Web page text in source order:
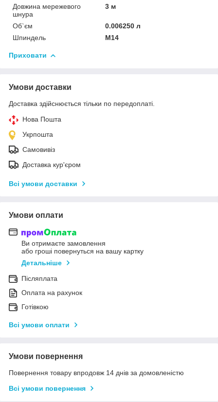
Довжина мережевого
шнура
3 м
Об`єм
0.006250 л
Шпиндель
М14
Приховати
Умови доставки
Доставка здійснюється тільки по передоплаті.
Нова Пошта
Укрпошта
Самовивіз
Доставка кур'єром
Всі умови доставки
Умови оплати
Ви отримаєте замовлення
або гроші повернуться на вашу картку
Детальніше
Післяплата
Оплата на рахунок
Готівкою
Всі умови оплати
Умови повернення
Повернення товару впродовж 14 днів за домовленістю
Всі умови повернення